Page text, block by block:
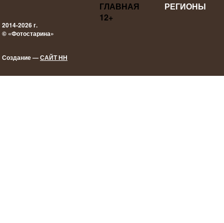
2014-2026 г.
© «Фотостарина»
Создание —САЙТ НН
ГЛАВНАЯ
РЕГИОНЫ
12+